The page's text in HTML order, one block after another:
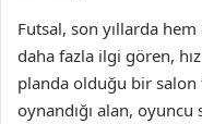
Futsal, son yıllarda
daha fazla ilgi gören,
planda olduğu bir
oynandığı alan, oyuncu